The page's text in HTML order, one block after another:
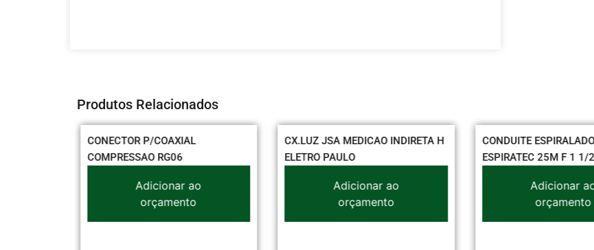
Produtos Relacionados
CONECTOR P/COAXIAL
COMPRESSAO RG06
Adicionar ao
orçamento
CX.LUZ JSA MEDICAO INDIRETA H
ELETRO PAULO
Adicionar ao
orçamento
CONDUITE ESPIRALADO
ESPIRATEC 25M F 1 1/2
Adicionar ao
orçamento